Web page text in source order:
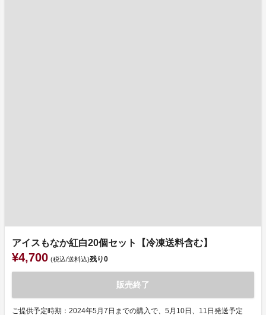
アイスもなか紅白20個セット【冷凍送料含む】
¥4,700 (税込/送料込)残り0
販売終了
ご提供予定時期：2024年5月7日までの購入で、5月10日、11日発送予定